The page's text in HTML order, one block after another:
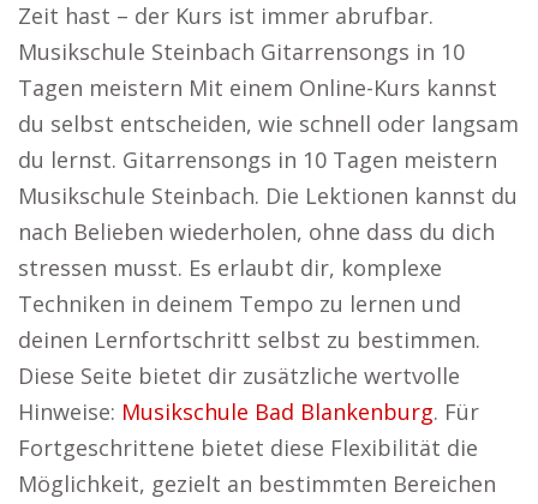
Zeit hast – der Kurs ist immer abrufbar.
Musikschule Steinbach Gitarrensongs in 10
Tagen meistern Mit einem Online-Kurs kannst
du selbst entscheiden, wie schnell oder langsam
du lernst. Gitarrensongs in 10 Tagen meistern
Musikschule Steinbach. Die Lektionen kannst du
nach Belieben wiederholen, ohne dass du dich
stressen musst. Es erlaubt dir, komplexe
Techniken in deinem Tempo zu lernen und
deinen Lernfortschritt selbst zu bestimmen.
Diese Seite bietet dir zusätzliche wertvolle
Hinweise: Musikschule Bad Blankenburg. Für
Fortgeschrittene bietet diese Flexibilität die
Möglichkeit, gezielt an bestimmten Bereichen